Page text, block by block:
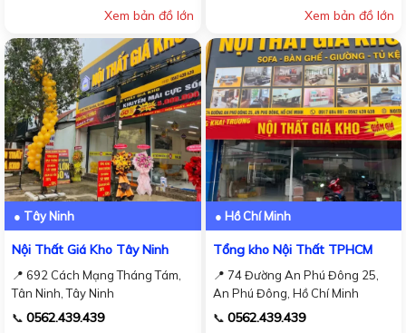
Xem bản đồ lớn
Xem bản đồ lớn
● Tây Ninh
Nội Thất Giá Kho Tây Ninh
📍 692 Cách Mạng Tháng Tám,
Tân Ninh, Tây Ninh
📞 0562.439.439
● Hồ Chí Minh
Tổng kho Nội Thất TPHCM
📍 74 Đường An Phú Đông 25,
An Phú Đông, Hồ Chí Minh
📞 0562.439.439